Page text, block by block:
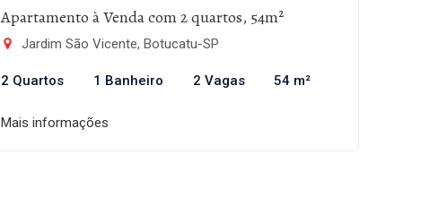
Apartamento à Venda com 2 quartos, 54m²
Jardim São Vicente, Botucatu-SP
2 Quartos 1 Banheiro 2 Vagas 54 m²
Mais informações